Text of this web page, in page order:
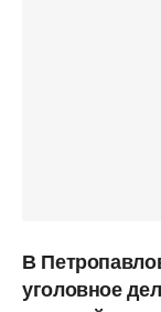
В
уголовное